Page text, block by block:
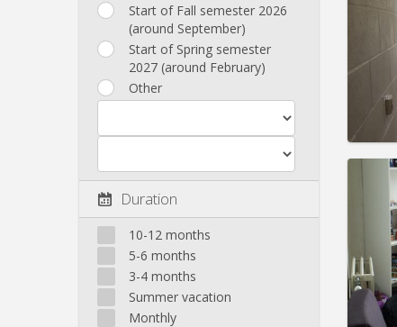
Start of Fall semester 2026
(around September)
Start of Spring semester
2027 (around February)
Other
Duration
10-12 months
5-6 months
3-4 months
Summer vacation
Monthly
Rent:
Rent: